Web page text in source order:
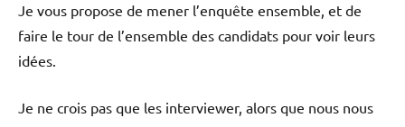
Je vous propose de mener l’enquête ensemble, et de
faire le tour de l’ensemble des candidats pour voir leurs
idées.
Je ne crois pas que les interviewer, alors que nous nous